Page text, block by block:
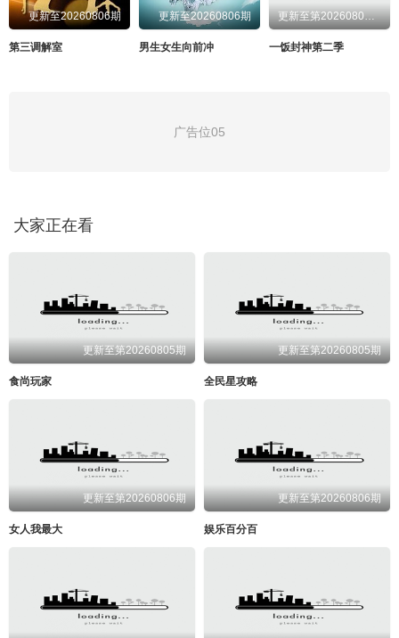
更新至20260806期
第三调解室
更新至20260806期
男生女生向前冲
更新至第20260806期
一饭封神第二季
广告位05
大家正在看
更新至第20260805期
食尚玩家
更新至第20260805期
全民星攻略
更新至第20260806期
女人我最大
更新至第20260806期
娱乐百分百